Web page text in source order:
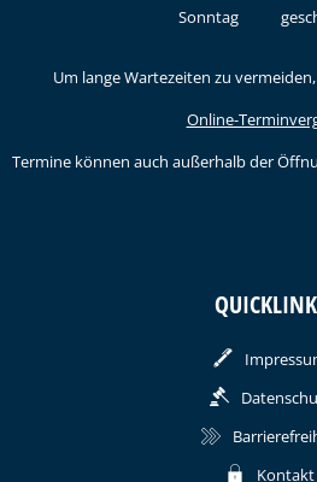
Sonntag
Um lange Wartezeiten zu
Online-
Termine können auch außerhalb der
Kontakt